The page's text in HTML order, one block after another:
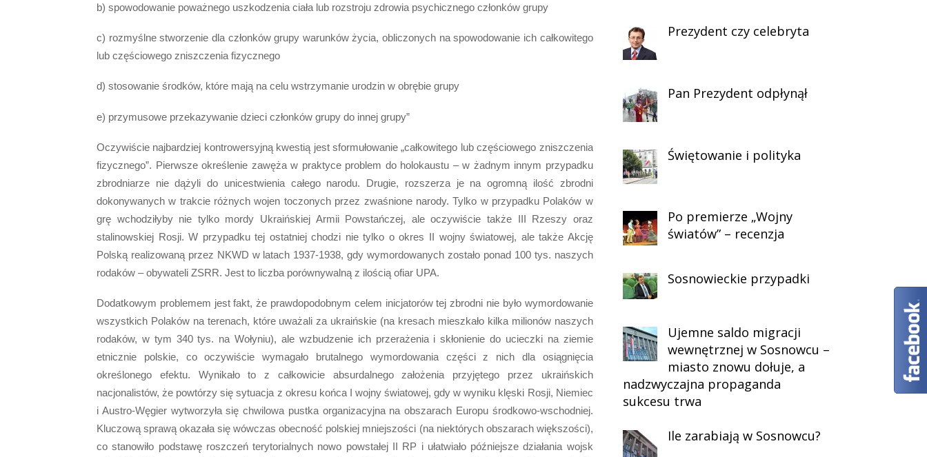
b) spowodowanie poważnego uszkodzenia ciała lub rozstroju zdrowia psychicznego członków grupy
c) rozmyślne stworzenie dla członków grupy warunków życia, obliczonych na spowodowanie ich całkowitego
lub częściowego zniszczenia fizycznego
d) stosowanie środków, które mają na celu wstrzymanie urodzin w obrębie grupy
e) przymusowe przekazywanie dzieci członków grupy do innej grupy”
Oczywiście najbardziej kontrowersyjną kwestią jest sformułowanie „całkowitego lub częściowego zniszczenia
fizycznego”. Pierwsze określenie zawęża w praktyce problem do holokaustu – w żadnym innym przypadku
zbrodniarze nie dążyli do unicestwienia całego narodu. Drugie, rozszerza je na ogromną ilość zbrodni
dokonywanych w trakcie różnych wojen toczonych przez zwaśnione narody. Tylko w przypadku Polaków w
grę wchodziłyby nie tylko mordy Ukraińskiej Armii Powstańczej, ale oczywiście także III Rzeszy oraz
stalinowskiej Rosji. W przypadku tej ostatniej chodzi nie tylko o okres II wojny światowej, ale także Akcję
Polską realizowaną przez NKWD w latach 1937-1938, gdy wymordowanych zostało ponad 100 tys. naszych
rodaków – obywateli ZSRR. Jest to liczba porównywalną z ilością ofiar UPA.
Dodatkowym problemem jest fakt, że prawdopodobnym celem inicjatorów tej zbrodni nie było wymordowanie
wszystkich Polaków na terenach, które uważali za ukraińskie (na kresach mieszkało kilka milionów naszych
rodaków, w tym 340 tys. na Wołyniu), ale wzbudzenie ich przerażenia i skłonienie do ucieczki na ziemie
etnicznie polskie, co oczywiście wymagało brutalnego wymordowania części z nich dla osiągnięcia
określonego efektu. Wynikało to z całkowicie absurdalnego założenia przyjętego przez ukraińskich
nacjonalistów, że powtórzy się sytuacja z okresu końca I wojny światowej, gdy w wyniku klęski Rosji, Niemiec
i Austro-Węgier wytworzyła się chwilowa pustka organizacyjna na obszarach Europu środkowo-wschodniej.
Kluczową sprawą okazała się wówczas obecność polskiej mniejszości (na niektórych obszarach większości),
co stanowiło podstawę roszczeń terytorialnych nowo powstałej II RP i ułatwiało późniejsze działania wojsk
Prezydent czy celebryta
Pan Prezydent odpłynął
Świętowanie i polityka
Po premierze „Wojny
światów” – recenzja
Sosnowieckie przypadki
Ujemne saldo migracji
wewnętrznej w Sosnowcu –
miasto znowu dołuje, a
nadzwyczajna propaganda
sukcesu trwa
Ile zarabiają w Sosnowcu?